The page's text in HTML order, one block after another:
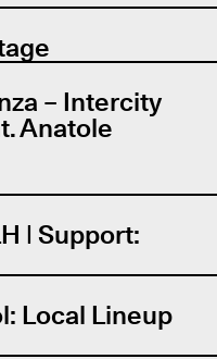
– Intercity
Anatole
| Support:
Local Lineup